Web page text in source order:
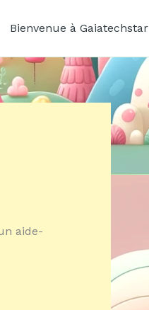
Bienvenue à Gaiatechstar
aide-